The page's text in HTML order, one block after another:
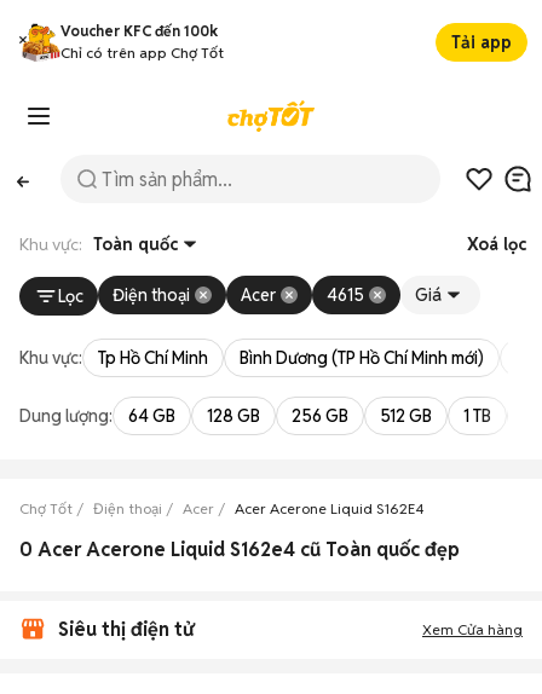
Voucher KFC đến 100k
Chỉ có trên app Chợ Tốt
Tải app
Khu vực: Toàn quốc Xoá lọc
Lọc Điện thoại Acer 4615 Giá
Khu vực: Tp Hồ Chí Minh Bình Dương (TP Hồ Chí Minh mới)
Dung lượng: 64 GB 128 GB 256 GB 512 GB 1 TB
Chợ Tốt Điện thoại Acer Acer Acerone Liquid S162E4
0 Acer Acerone Liquid S162e4 cũ Toàn quốc đẹp
Siêu thị điện tử Xem Cửa hàng